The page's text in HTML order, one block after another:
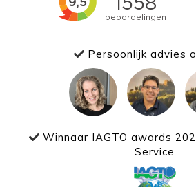
Persoonlijk advies
Winnaar IAGTO awards
Service